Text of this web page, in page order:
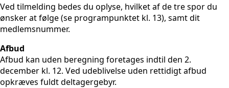
Ved tilmelding bedes du oplyse, hvilket af de tre spor du
ønsker at følge (se programpunktet kl. 13), samt dit
medlemsnummer.
Afbud
Afbud kan uden beregning foretages indtil den 2.
december kl. 12. Ved udeblivelse uden rettidigt afbud
opkræves fuldt deltagergebyr.